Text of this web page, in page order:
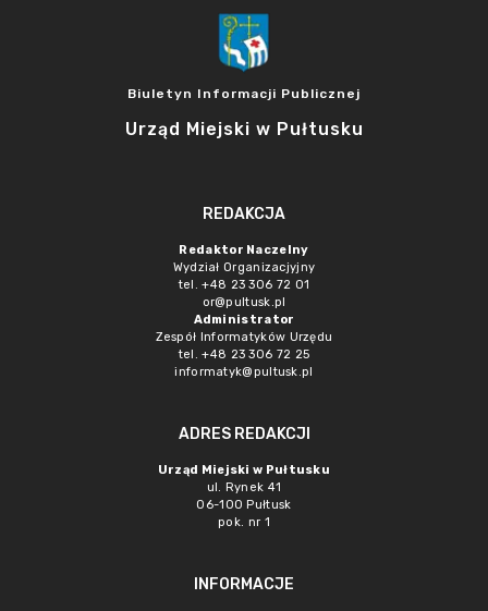
Biuletyn Informacji Publicznej
Urząd Miejski w Pułtusku
REDAKCJA
Redaktor Naczelny
Wydział Organizacjyjny
tel. +48 23 306 72 01
or@pultusk.pl
Administrator
Zespół Informatyków Urzędu
tel. +48 23 306 72 25
informatyk@pultusk.pl
ADRES REDAKCJI
Urząd Miejski w Pułtusku
ul. Rynek 41
06-100 Pułtusk
pok. nr 1
INFORMACJE